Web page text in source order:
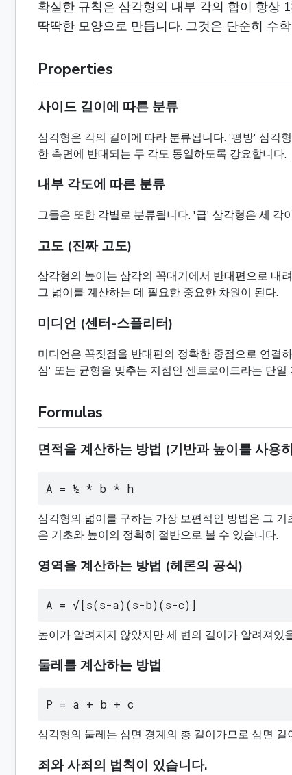
확실한 규칙은 삼각형의 내부 각의 합이 항상
딱딱한 모양으로 만듭니다. 그것은 단순히 수
Properties
사이드 길이에 따른 분류
삼각형은 각의 길이에 따라 분류됩니다. '평방' 삼각
한 측면에 반대되는 두 각도 동일하도록 강요합니다.
내부 각도에 따른 분류
그들은 또한 각별로 분류됩니다. '급' 삼각형은 세 각
고도 (진짜 고도)
삼각형의 높이는 삼각의 꼭대기에서 반대편으로 내
그 넓이를 계산하는 데 필요한 중요한 차원이 된다.
미디언 (센터-스플리터)
미디언은 꼭짓점을 반대편의 정확한 중점으로 연결
심' 또는 균형을 맞추는 지점인 센트로이드라는 단일
Formulas
면적을 계산하는 방법 (기반과 높이를 사용
A = ½ * b * h
삼각형의 넓이를 구하는 가장 보편적인 방법은 그
은 기초와 높이의 정확히 절반으로 볼 수 있습니다.
영역을 계산하는 방법 (헤론의 공식)
A = √[s(s-a)(s-b)(s-c)]
높이가 알려지지 않았지만 세 변의 길이가 알려져있
둘레를 계산하는 방법
P = a + b + c
삼각형의 둘레는 삼면 경계의 총 길이가므로 삼면 길
죄와 사죄의 법칙이 있습니다.